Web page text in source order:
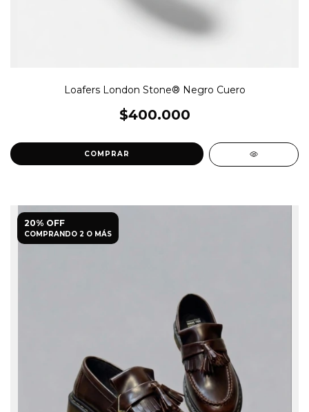
Loafers London Stone® Negro Cuero
$400.000
COMPRAR
20% OFF
COMPRANDO 2 O MÁS